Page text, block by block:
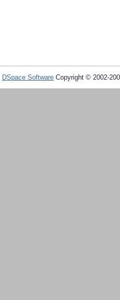
DSpace Software Copyright © 2002-